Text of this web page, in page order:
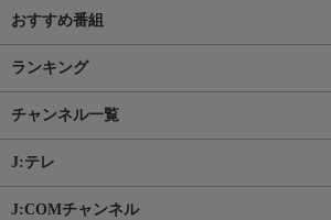
おすすめ番組
ランキング
チャンネル一覧
J:テレ
J:COMチャンネル